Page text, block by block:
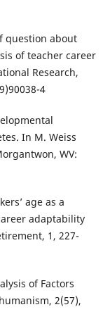
question about
of teacher career
Research,
4
In M. Weiss
WV:
age as a
adaptability
1, 227-
of Factors
2(57),